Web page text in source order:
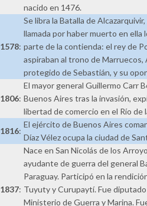
nacido en 1476.
1578:
Se libra la Batalla de
llamada por haber muerto en
parte de la contienda: el rey de
aspiraban al trono de Marruecos,
protegido de Sebastián, y su
1806:
El mayor general Guillermo Carr
Buenos Aires tras la invasión,
libertad de comercio en el Río de
1816:
El ejército de Buenos Aires
Díaz Vélez ocupa la ciudad de
1837:
Nace en San Nicolás de los
ayudante de guerra del general
Paraguay. Participó en la
Tuyuty y Curupaytí. Fue
Ministerio de Guerra y Marina.